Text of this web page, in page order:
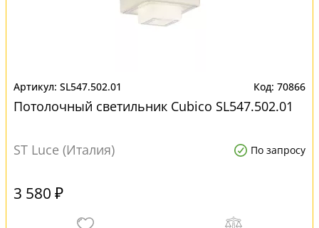
SL547.502.01 70866
Потолочный светильник Cubico SL547.502.01
ST Luce (Италия) По запросу
3 580 ₽